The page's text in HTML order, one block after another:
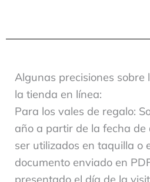
Algunas precisiones sobre
la tienda en línea:
Para los vales de regalo:
año a partir de la fecha de
ser utilizados en taquilla o
documento enviado en
presentado el día de la